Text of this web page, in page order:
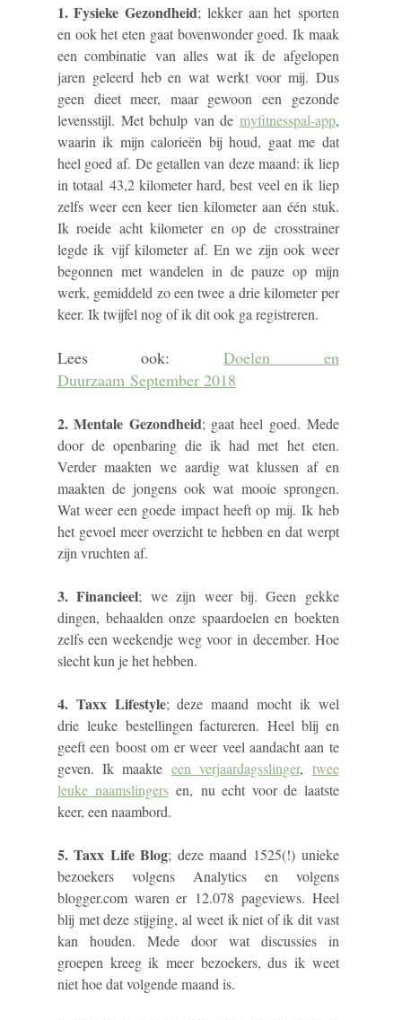
1. Fysieke Gezondheid; lekker aan het sporten
en ook het eten gaat bovenwonder goed. Ik maak
een combinatie van alles wat ik de afgelopen
jaren geleerd heb en wat werkt voor mij. Dus
geen dieet meer, maar gewoon een gezonde
levensstijl. Met behulp van de myfitnesspal-app,
waarin ik mijn calorieën bij houd, gaat me dat
heel goed af. De getallen van deze maand: ik liep
in totaal 43,2 kilometer hard, best veel en ik liep
zelfs weer een keer tien kilometer aan één stuk.
Ik roeide acht kilometer en op de crosstrainer
legde ik vijf kilometer af. En we zijn ook weer
begonnen met wandelen in de pauze op mijn
werk, gemiddeld zo een twee a drie kilometer per
keer. Ik twijfel nog of ik dit ook ga registreren.
Lees ook:Doelen en
Duurzaam September 2018
2. Mentale Gezondheid; gaat heel goed. Mede
door de openbaring die ik had met het eten.
Verder maakten we aardig wat klussen af en
maakten de jongens ook wat mooie sprongen.
Wat weer een goede impact heeft op mij. Ik heb
het gevoel meer overzicht te hebben en dat werpt
zijn vruchten af.
3. Financieel; we zijn weer bij. Geen gekke
dingen, behaalden onze spaardoelen en boekten
zelfs een weekendje weg voor in december. Hoe
slecht kun je het hebben.
4. Taxx Lifestyle; deze maand mocht ik wel
drie leuke bestellingen factureren. Heel blij en
geeft een boost om er weer veel aandacht aan te
geven. Ik maakte een verjaardagsslinger, twee
leuke naamslingersen, nu echt voor de laatste
keer, een naambord.
5. Taxx Life Blog; deze maand 1525(!) unieke
bezoekers volgens Analytics en volgens
blogger.com waren er 12.078 pageviews. Heel
blij met deze stijging, al weet ik niet of ik dit vast
kan houden. Mede door wat discussies in
groepen kreeg ik meer bezoekers, dus ik weet
niet hoe dat volgende maand is.